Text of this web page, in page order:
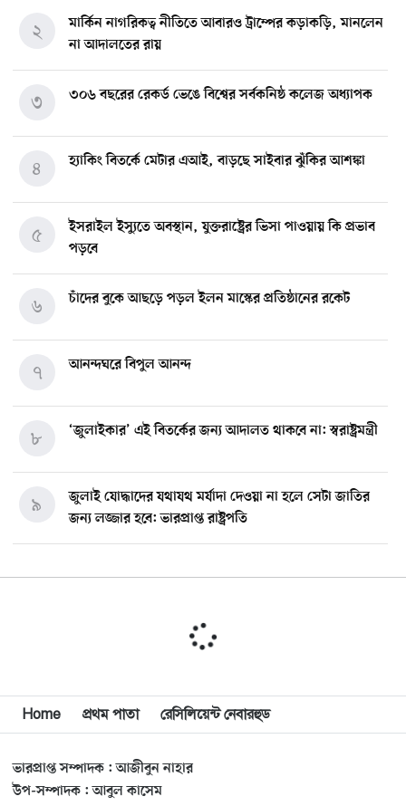
মার্কিন নাগরিকত্ব নীতিতে আবারও ট্রাম্পের কড়াকড়ি, মানলেন
না আদালতের রায়
২
৩০৬ বছরের রেকর্ড ভেঙে বিশ্বের সর্বকনিষ্ঠ কলেজ অধ্যাপক
৩
হ্যাকিং বিতর্কে মেটার এআই, বাড়ছে সাইবার ঝুঁকির আশঙ্কা
৪
ইসরাইল ইস্যুতে অবস্থান, যুক্তরাষ্ট্রের ভিসা পাওয়ায় কি প্রভাব
পড়বে
৫
চাঁদের বুকে আছড়ে পড়ল ইলন মাস্কের প্রতিষ্ঠানের রকেট
৬
আনন্দঘরে বিপুল আনন্দ
৭
‘জুলাইকার’ এই বিতর্কের জন্য আদালত থাকবে না: স্বরাষ্ট্রমন্ত্রী
৮
জুলাই যোদ্ধাদের যথাযথ মর্যাদা দেওয়া না হলে সেটা জাতির
জন্য লজ্জার হবে: ভারপ্রাপ্ত রাষ্ট্রপতি
৯
১০
মিশিগানে দক্ষিণ সুরমা ওয়েলফেয়ার অ্যাসোসিয়েশনের
বিশ্বজুড়ে কূটনৈতিক পুনর্বিন্যাস, ৫ অঞ্চলে মিশন বন্ধ করছে
যুক্তরাষ্ট্র
১২
মিশিগানে ফ্রেন্ডস এন্ড ফ্যামিলির বনভোজনে প্রাণের উচ্ছ্বাস
১৩
Home প্রথম পাতা রেসিলিয়েন্ট নেবারহুড
ভারপ্রাপ্ত সম্পাদক : আজীবুন নাহার
উপ-সম্পাদক : আবুল কাসেম